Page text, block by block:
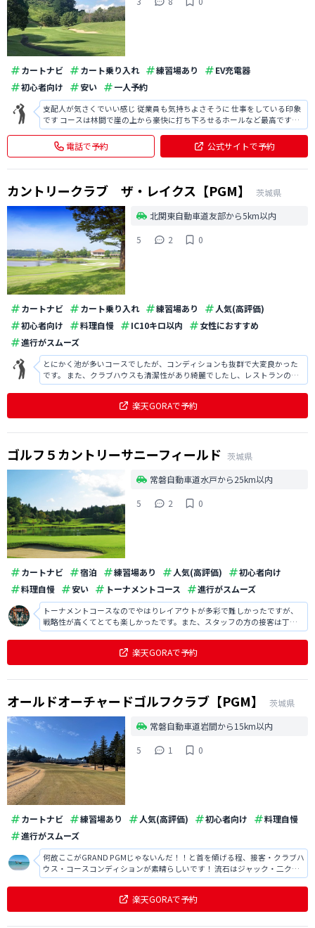
カートナビ カート乗り入れ 練習場あり
EV充電器
初心者向け
安い 一人予約
支配人が気さくでいい感じ 従業員も気持ちよさそうに 仕事をしている印象
です コースは林間で崖の上から豪快に打ち下ろせるホールなど最高ですが
全体的に戦略性に富み面白いコースです 平日の食事のメニューをもっと増
やしてもらいたいです。 いつもアジフライになっちゃいます。 美味しいか
らなんですけど・・
電話で予約 公式サイトで予約
カントリークラブ ザ・レイクス【PGM】
茨城県
北関東自動車道友部から5km以内
5
2 0
カートナビ カート乗り入れ 練習場あり
人気(高評価)
初心者向け
料理自慢 IC10キロ以内
女性におすすめ
進行がスムーズ
とにかく池が多いコースでしたが、コンディションも抜群で大変良かった
です。 また、クラブハウスも清潔性があり綺麗でしたし、レストランのメ
ニューは大変充実していました。
楽天GORAで予約
ゴルフ５カントリーサニーフィールド 茨城県
常磐自動車道水戸から25km以内
5
2 0
カートナビ 宿泊 練習場あり 人気(高評価)
初心者向け
料理自慢
安い トーナメントコース 進行がスムーズ
トーナメントコースなのでやはりレイアウトが多彩で難しかったですが、
戦略性が高くてとても楽しかったです。また、スタッフの方の接客は丁寧
でしたし、食事も本格的でとても美味しかったです。
楽天GORAで予約
オールドオーチャードゴルフクラブ【PGM】
茨城県
常磐自動車道岩間から15km以内
5
1 0
カートナビ 練習場あり 人気(高評価) 初心者向け
料理自慢
進行がスムーズ
何故ここがGRAND PGMじゃないんだ！！と首を傾げる程、接客・クラブハ
ウス・コースコンディションが素晴らしいです！ 流石はジャック・二クラ
ウスが設計したコース…平らなフェアウェイは恐らくない？アゴが高いバ
てです！ 神奈川からだ
楽天GORAで予約